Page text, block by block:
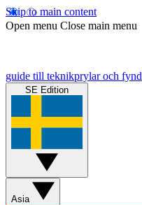
Skip to main content
Open menu Close main menu
guide till teknikprylar och fynd
SE Edition
Asia